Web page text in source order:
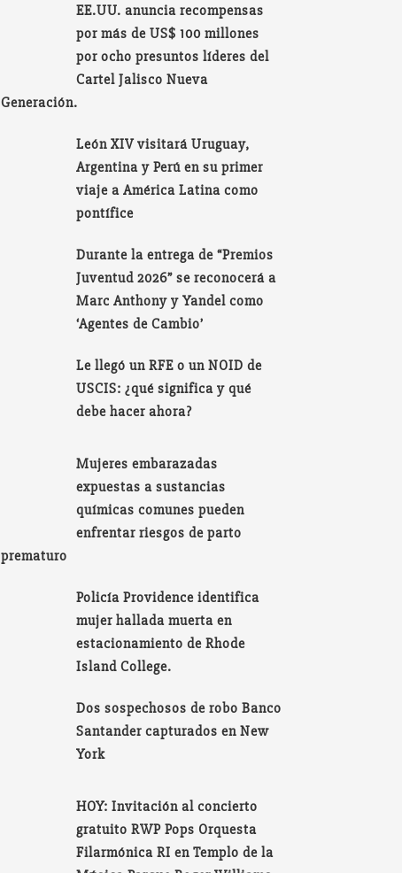
EE.UU. anuncia recompensas
por más de US$ 100 millones
por ocho presuntos líderes del
Cartel Jalisco Nueva
Generación.
León XIV visitará Uruguay,
Argentina y Perú en su primer
viaje a América Latina como
pontífice
Durante la entrega de “Premios
Juventud 2026” se reconocerá a
Marc Anthony y Yandel como
‘Agentes de Cambio’
Le llegó un RFE o un NOID de
USCIS: ¿qué significa y qué
debe hacer ahora?
Mujeres embarazadas
expuestas a sustancias
químicas comunes pueden
enfrentar riesgos de parto
prematuro
Policía Providence identifica
mujer hallada muerta en
estacionamiento de Rhode
Island College.
Dos sospechosos de robo Banco
Santander capturados en New
York
HOY: Invitación al concierto
gratuito RWP Pops Orquesta
Filarmónica RI en Templo de la